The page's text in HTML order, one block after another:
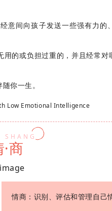
意间向孩子发送一些强有力的
的或负担过重的，并且经常对
你一生。
Low Emotional Intelligence
SHANG
商
情商：识别、评估和管理自己